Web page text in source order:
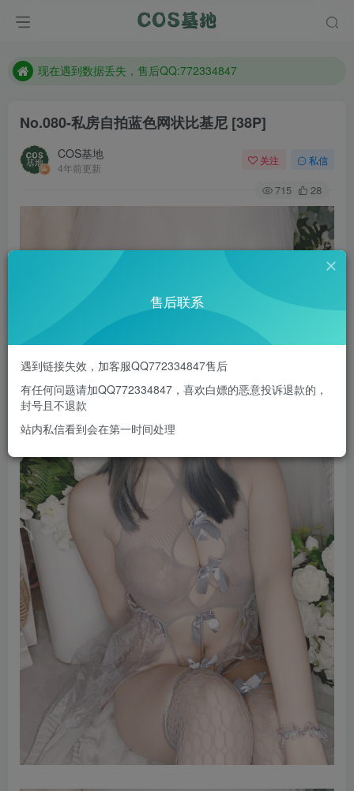
现在遇到数据丢失，售后QQ:772334847
防失联：百度搜索《趣画刊》，实时查看最新站点。
No.080-私房自拍蓝色网状比基尼 [38P]
COS基地
4年前更新
关注 私信
715 28
售后联系
遇到链接失效，加客服QQ772334847售后
有任何问题请加QQ772334847，喜欢白嫖的恶意投诉退款的，
封号且不退款
站内私信看到会在第一时间处理